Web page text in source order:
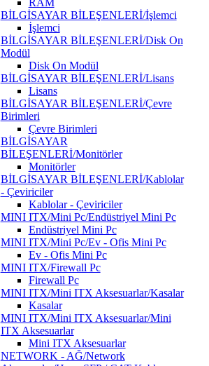
RAM
BİLGİSAYAR BİLEŞENLERİ/İşlemci
İşlemci
BİLGİSAYAR BİLEŞENLERİ/Disk On
Modül
Disk On Modül
BİLGİSAYAR BİLEŞENLERİ/Lisans
Lisans
BİLGİSAYAR BİLEŞENLERİ/Çevre
Birimleri
Çevre Birimleri
BİLGİSAYAR
BİLEŞENLERİ/Monitörler
Monitörler
BİLGİSAYAR BİLEŞENLERİ/Kablolar
- Çeviriciler
Kablolar - Çeviriciler
MINI ITX/Mini Pc/Endüstriyel Mini Pc
Endüstriyel Mini Pc
MINI ITX/Mini Pc/Ev - Ofis Mini Pc
Ev - Ofis Mini Pc
MINI ITX/Firewall Pc
Firewall Pc
MINI ITX/Mini ITX Aksesuarlar/Kasalar
Kasalar
MINI ITX/Mini ITX Aksesuarlar/Mini
ITX Aksesuarlar
Mini ITX Aksesuarlar
NETWORK - AĞ/Network